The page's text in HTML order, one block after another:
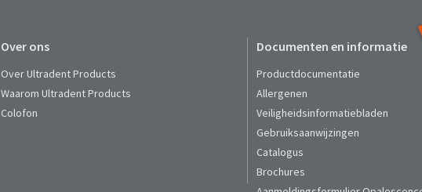
Over ons
Over Ultradent Products
Waarom Ultradent Products
Colofon
Documenten en informatie
Productdocumentatie
Allergenen
Veiligheidsinformatiebladen
Gebruiksaanwijzingen
Catalogus
Brochures